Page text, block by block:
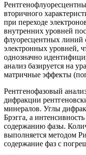
вторичного
при переходе
внутренних уровней
флуоресцентных линий
электронных уровней,
однозначно
анализ базируется на
матричные эффекты
Рентгенофазовый
дифракции
минералов. Углы
Брэгга, а
содержанию фазы.
выполняется методом
содержание фаз с